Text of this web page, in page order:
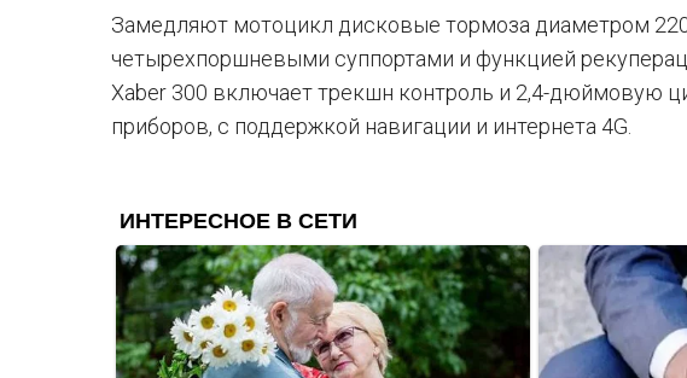
Замедляют мотоцикл дисковые тормоза диаметром
четырехпоршневыми суппортами и функцией
Xaber 300 включает трекшн контроль и 2,4-дюймовую
приборов, с поддержкой навигации и интернета 4G.